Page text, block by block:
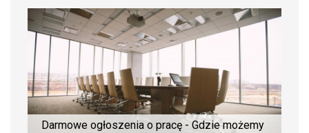
Darmowe ogłoszenia o pracę - Gdzie możemy